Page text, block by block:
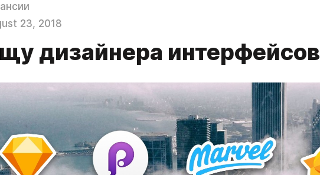
23, 2018
дизайнера интерфейсов